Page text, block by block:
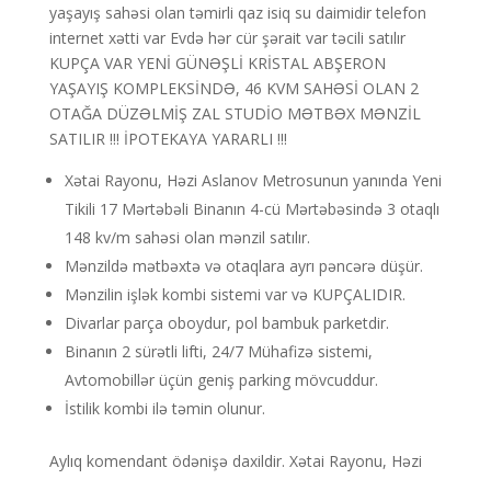
yaşayış sahəsi olan təmirli qaz isiq su daimidir telefon
internet xətti var Evdə hər cür şərait var təcili satılır
KUPÇA VAR YENİ GÜNƏŞLİ KRİSTAL ABŞERON
YAŞAYIŞ KOMPLEKSİNDƏ, 46 KVM SAHƏSİ OLAN 2
OTAĞA DÜZƏLMİŞ ZAL STUDİO MƏTBƏX MƏNZİL
SATILIR !!! İPOTEKAYA YARARLI !!!
Xətai Rayonu, Həzi Aslanov Metrosunun yanında Yeni
Tikili 17 Mərtəbəli Binanın 4-cü Mərtəbəsində 3 otaqlı
148 kv/m sahəsi olan mənzil satılır.
Mənzildə mətbəxtə və otaqlara ayrı pəncərə düşür.
Mənzilin işlək kombi sistemi var və KUPÇALIDIR.
Divarlar parça oboydur, pol bambuk parketdir.
Binanın 2 sürətli lifti, 24/7 Mühafizə sistemi,
Avtomobillər üçün geniş parking mövcuddur.
İstilik kombi ilə təmin olunur.
Aylıq komendant ödənişə daxildir. Xətai Rayonu, Həzi